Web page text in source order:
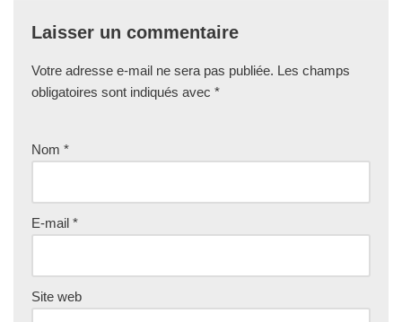
Laisser un commentaire
Votre adresse e-mail ne sera pas publiée. Les champs
obligatoires sont indiqués avec *
Nom *
E-mail *
Site web